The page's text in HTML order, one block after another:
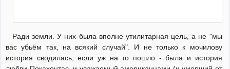
Ради земли. У них была вполне утилитарная цель, а не "мы
вас убьём так, на всякий случай". И не только к мочилову
история сводилась, если уж на то пошло - была и история